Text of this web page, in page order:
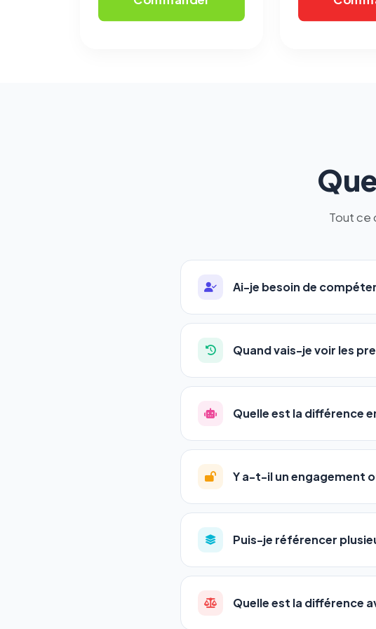
Tout ce
Ai-je besoin de
Absolument pas. Notre logiciel a
auto-entrepreneurs, PME ou
l'adresse de votre site, décrivez
Quand vais-je voir les
La plupart de nos utilisateurs
progression
votre tableau de bord.
Quelle est la différence
LeSEO(Search Engine
GEO(Generative Engine
Gemini et Perplexity
vous citent
deux simultanément et
Y a-t-il un engagement
Aucun engagement.Tous nos
en un clic, ou en nous contactant
pas de frais cachés. Votre liberté
Puis-je référencer
Oui ! Chaque pack couvre un
Standard
Quelle est la différence